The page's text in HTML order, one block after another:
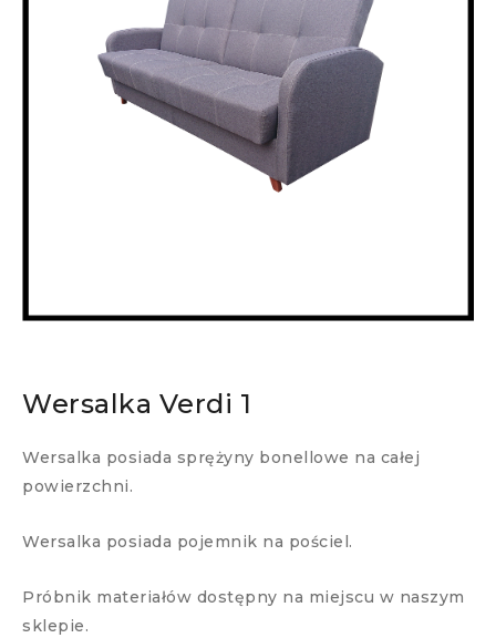
Wersalka Verdi 1
Wersalka posiada sprężyny bonellowe na całej
powierzchni.
Wersalka posiada pojemnik na pościel.
Próbnik materiałów dostępny na miejscu w naszym
sklepie.